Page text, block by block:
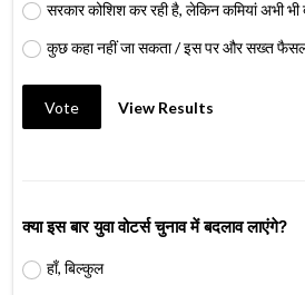
सरकार कोशिश कर रही है, लेकिन कमियां अभी भी
कुछ कहा नहीं जा सकता / इस पर और सख्त
Vote View Results
क्या इस बार युवा वोटर्स चुनाव में बदलाव लाएंगे?
हाँ, बिल्कुल